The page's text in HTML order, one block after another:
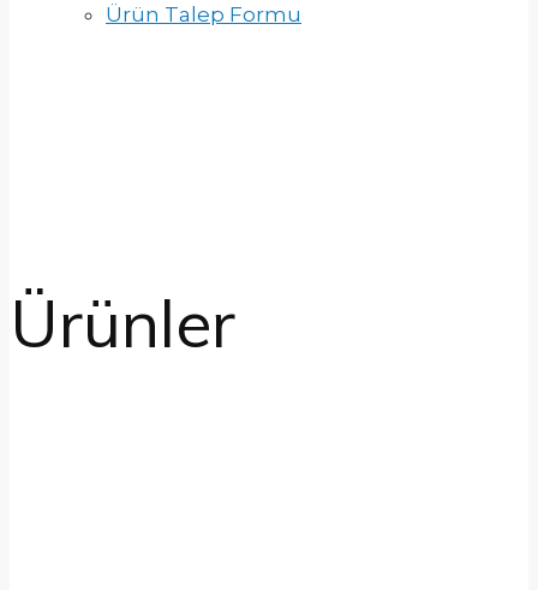
Ürün Talep Formu
Ürünler